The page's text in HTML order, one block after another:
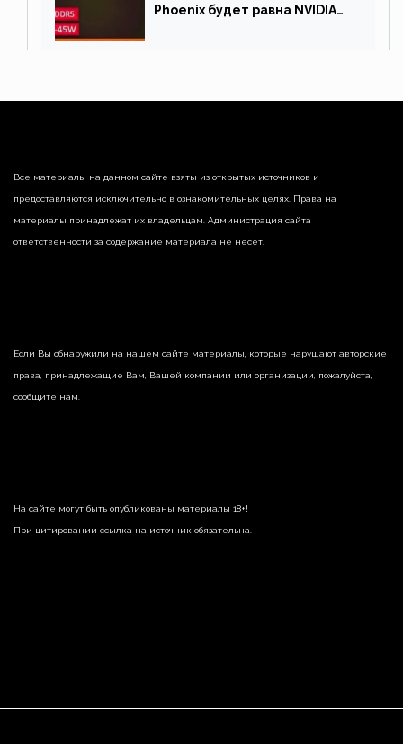
Phoenix будет равна NVIDIA
Все материалы на данном сайте взяты из открытых источников и
предоставляются исключительно в ознакомительных целях. Права на
материалы принадлежат их владельцам. Администрация сайта
ответственности за содержание материала не несет.
Если Вы обнаружили на нашем сайте материалы, которые нарушают авторские
права, принадлежащие Вам, Вашей компании или организации, пожалуйста,
сообщите нам.
На сайте могут быть опубликованы материалы 18+!
При цитировании ссылка на источник обязательна.